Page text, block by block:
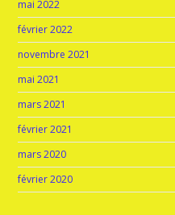
mai 2022
février 2022
novembre 2021
mai 2021
mars 2021
février 2021
mars 2020
février 2020